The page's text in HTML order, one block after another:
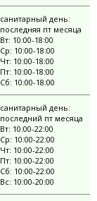
санитарный день:
последняя пт месяца
Вт: 10:00-18:00
Ср: 10:00-18:00
Чт: 10:00-18:00
Пт: 10:00-18:00
Сб: 10:00-18:00
санитарный день:
последний пт месяца
Вт: 10:00-22:00
Ср: 10:00-22:00
Чт: 10:00-22:00
Пт: 10:00-22:00
Сб: 10:00-22:00
Вс: 10:00-20:00